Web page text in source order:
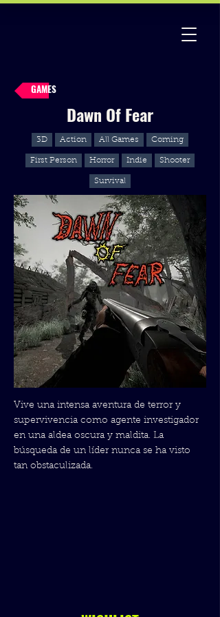
GAMES
Dawn Of Fear
3D Action All Games Coming
First Person Horror Indie Shooter
Survival
Vive una intensa aventura de terror y
supervivencia como agente investigador
en una aldea oscura y maldita. La
búsqueda de un líder nunca se ha visto
tan obstaculizada.